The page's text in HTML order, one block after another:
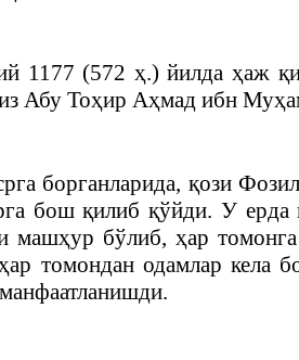
1177 (572 ҳ.) йилда ҳаж
Абу Тоҳир Аҳмад ибн
борганларида, қози
бош қилиб қўйди. У
машҳур бўлиб, ҳар
томондан одамлар кела